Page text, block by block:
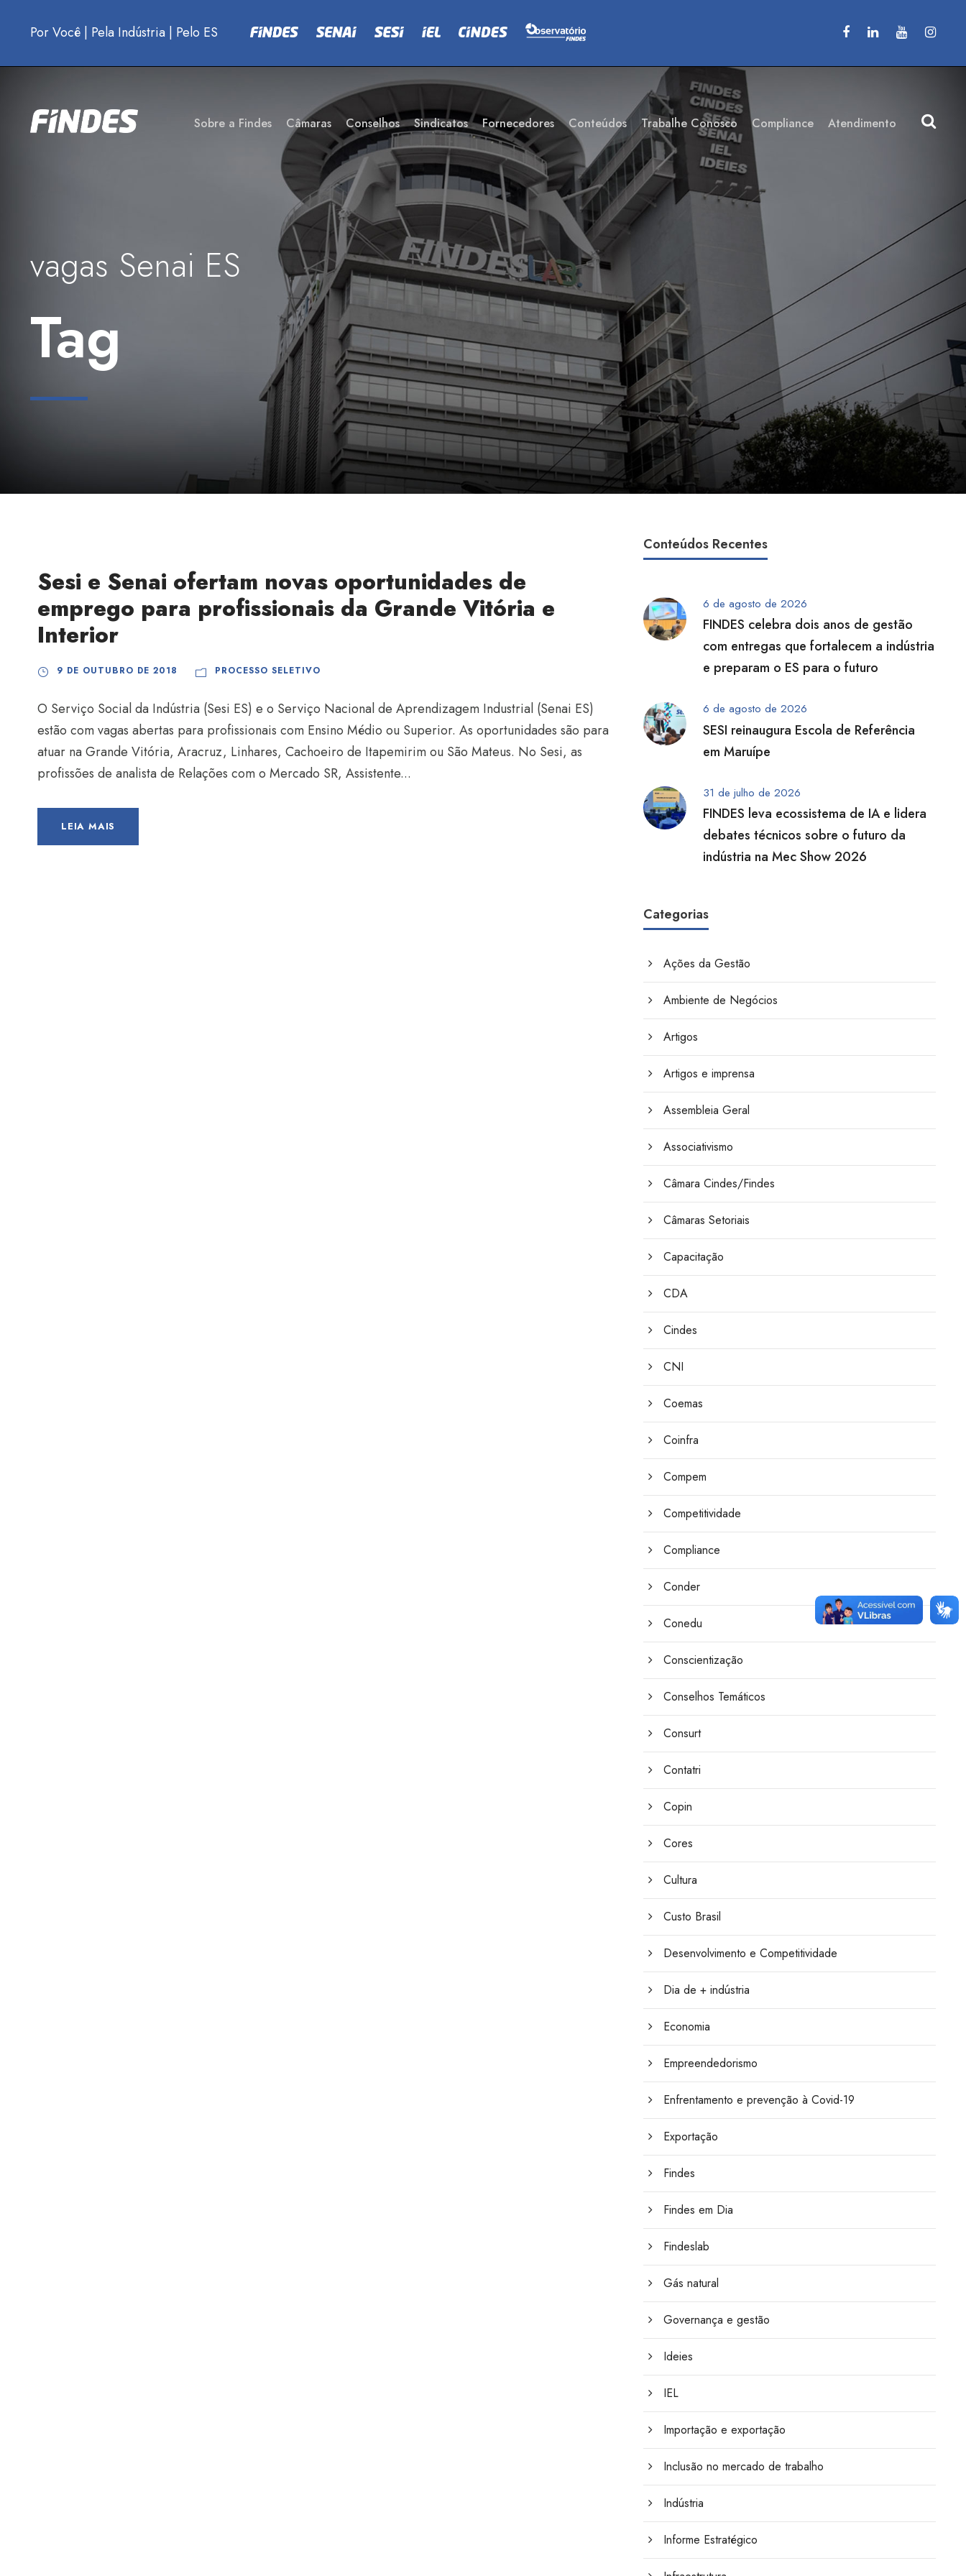
Por Você | Pela Indústria | Pelo ES
Sobre a Findes Câmaras Conselhos Sindicatos Fornecedores Conteúdos Trabalhe Conosco Compliance Atendimento
vagas Senai ES
Tag
Sesi e Senai ofertam novas oportunidades de
emprego para profissionais da Grande Vitória e
Interior
9 DE OUTUBRO DE 2018 PROCESSO SELETIVO
O Serviço Social da Indústria (Sesi ES) e o Serviço Nacional de Aprendizagem Industrial (Senai ES)
estão com vagas abertas para profissionais com Ensino Médio ou Superior. As oportunidades são para
atuar na Grande Vitória, Aracruz, Linhares, Cachoeiro de Itapemirim ou São Mateus. No Sesi, as
profissões de analista de Relações com o Mercado SR, Assistente...
LEIA MAIS
Conteúdos Recentes
6 de agosto de 2026
FINDES celebra dois anos de gestão
com entregas que fortalecem a indústria
e preparam o ES para o futuro
6 de agosto de 2026
SESI reinaugura Escola de Referência
em Maruípe
31 de julho de 2026
FINDES leva ecossistema de IA e lidera
debates técnicos sobre o futuro da
indústria na Mec Show 2026
Categorias
Ações da Gestão
Ambiente de Negócios
Artigos
Artigos e imprensa
Assembleia Geral
Associativismo
Câmara Cindes/Findes
Câmaras Setoriais
Capacitação
CDA
Cindes
CNI
Coemas
Coinfra
Compem
Competitividade
Compliance
Conder
Conedu
Conscientização
Conselhos Temáticos
Consurt
Contatri
Copin
Cores
Cultura
Custo Brasil
Desenvolvimento e Competitividade
Dia de + indústria
Economia
Empreendedorismo
Enfrentamento e prevenção à Covid-19
Exportação
Findes
Findes em Dia
Findeslab
Gás natural
Governança e gestão
Ideies
IEL
Importação e exportação
Inclusão no mercado de trabalho
Indústria
Informe Estratégico